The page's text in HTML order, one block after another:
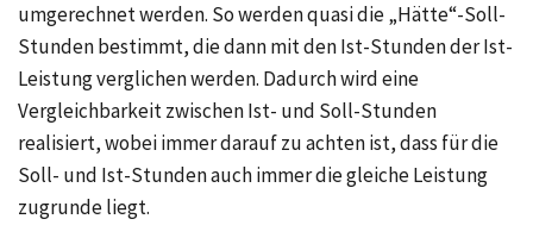
umgerechnet werden. So werden quasi die „Hätte“-Soll-
Stunden bestimmt, die dann mit den Ist-Stunden der Ist-
Leistung verglichen werden. Dadurch wird eine
Vergleichbarkeit zwischen Ist- und Soll-Stunden
realisiert, wobei immer darauf zu achten ist, dass für die
Soll- und Ist-Stunden auch immer die gleiche Leistung
zugrunde liegt.